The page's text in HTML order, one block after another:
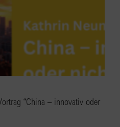
“China – innovativ oder